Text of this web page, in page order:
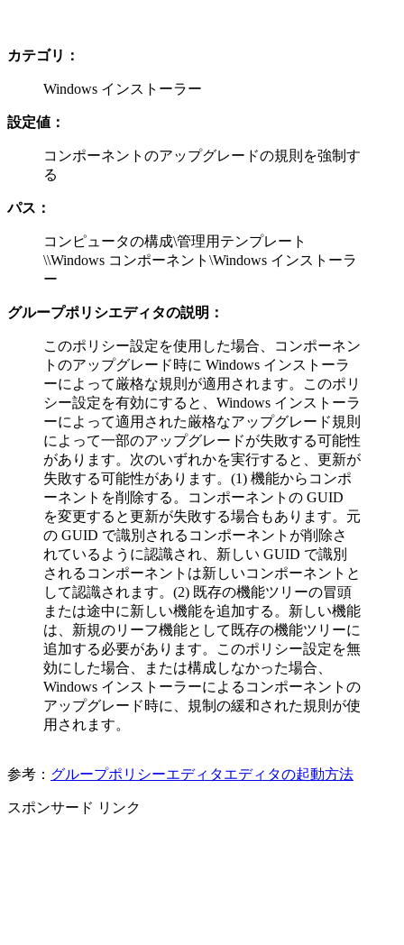
カテゴリ：
Windows インストーラー
設定値：
コンポーネントのアップグレードの規則を強制す
る
パス：
コンピュータの構成\管理用テンプレート
\\Windows コンポーネント\Windows インストーラ
ー
グループポリシエディタの説明：
このポリシー設定を使用した場合、コンポーネン
トのアップグレード時に Windows インストーラ
ーによって厳格な規則が適用されます。このポリ
シー設定を有効にすると、Windows インストーラ
ーによって適用された厳格なアップグレード規則
によって一部のアップグレードが失敗する可能性
があります。次のいずれかを実行すると、更新が
失敗する可能性があります。(1) 機能からコンポ
ーネントを削除する。コンポーネントの GUID
を変更すると更新が失敗する場合もあります。元
の GUID で識別されるコンポーネントが削除さ
れているように認識され、新しい GUID で識別
されるコンポーネントは新しいコンポーネントと
して認識されます。(2) 既存の機能ツリーの冒頭
または途中に新しい機能を追加する。新しい機能
は、新規のリーフ機能として既存の機能ツリーに
追加する必要があります。このポリシー設定を無
効にした場合、または構成しなかった場合、
Windows インストーラーによるコンポーネントの
アップグレード時に、規制の緩和された規則が使
用されます。
参考： グループポリシーエディタエディタの起動方法
スポンサード リンク